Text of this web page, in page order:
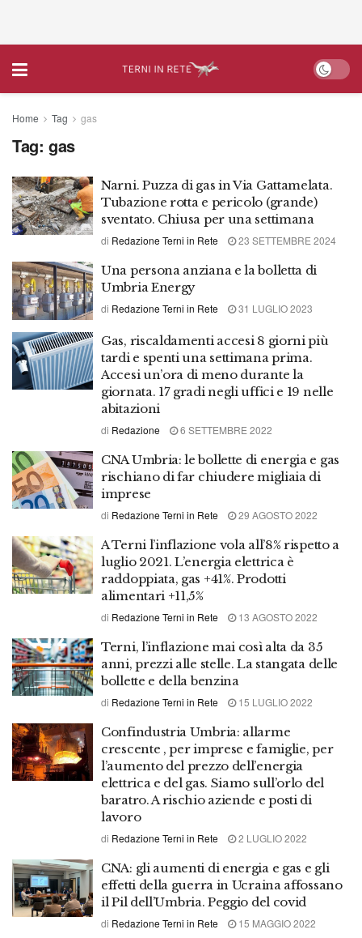
Home Tag gas
Tag: gas
Narni. Puzza di gas in Via Gattamelata.
Tubazione rotta e pericolo (grande)
sventato. Chiusa per una settimana
di Redazione Terni in Rete 23 SETTEMBRE 2024
Una persona anziana e la bolletta di
Umbria Energy
di Redazione Terni in Rete 31 LUGLIO 2023
Gas, riscaldamenti accesi 8 giorni più
tardi e spenti una settimana prima.
Accesi un’ora di meno durante la
giornata. 17 gradi negli uffici e 19 nelle
abitazioni
di Redazione 6 SETTEMBRE 2022
CNA Umbria: le bollette di energia e gas
rischiano di far chiudere migliaia di
imprese
di Redazione Terni in Rete 29 AGOSTO 2022
A Terni l’inflazione vola all’8% rispetto a
luglio 2021. L’energia elettrica è
raddoppiata, gas +41%. Prodotti
alimentari +11,5%
di Redazione Terni in Rete 13 AGOSTO 2022
Terni, l’inflazione mai così alta da 35
anni, prezzi alle stelle. La stangata delle
bollette e della benzina
di Redazione Terni in Rete 15 LUGLIO 2022
Confindustria Umbria: allarme
crescente , per imprese e famiglie, per
l’aumento del prezzo dell’energia
elettrica e del gas. Siamo sull’orlo del
baratro. A rischio aziende e posti di
lavoro
di Redazione Terni in Rete 2 LUGLIO 2022
CNA: gli aumenti di energia e gas e gli
effetti della guerra in Ucraina affossano
il Pil dell’Umbria. Peggio del covid
di Redazione Terni in Rete 15 MAGGIO 2022